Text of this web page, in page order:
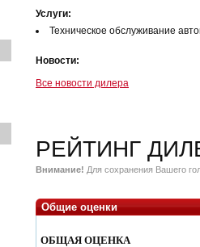
Услуги:
Техническое обслуживание
Новости:
Все новости дилера
РЕЙТИНГ
Внимание! Для сохранения Вашего
Общие оценки
ОБЩАЯ ОЦЕНКА